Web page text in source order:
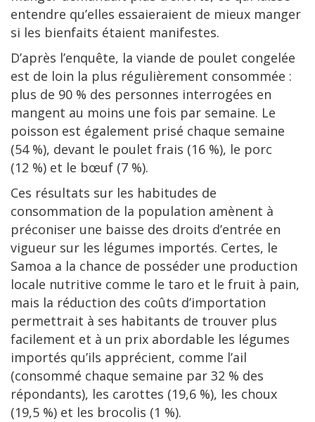
entendre qu’elles essaieraient de mieux manger
si les bienfaits étaient manifestes.
D’après l’enquête, la viande de poulet congelée
est de loin la plus régulièrement consommée :
plus de 90 % des personnes interrogées en
mangent au moins une fois par semaine. Le
poisson est également prisé chaque semaine
(54 %), devant le poulet frais (16 %), le porc
(12 %) et le bœuf (7 %).
Ces résultats sur les habitudes de
consommation de la population amènent à
préconiser une baisse des droits d’entrée en
vigueur sur les légumes importés. Certes, le
Samoa a la chance de posséder une production
locale nutritive comme le taro et le fruit à pain,
mais la réduction des coûts d’importation
permettrait à ses habitants de trouver plus
facilement et à un prix abordable les légumes
importés qu’ils apprécient, comme l’ail
(consommé chaque semaine par 32 % des
répondants), les carottes (19,6 %), les choux
(19,5 %) et les brocolis (1 %).